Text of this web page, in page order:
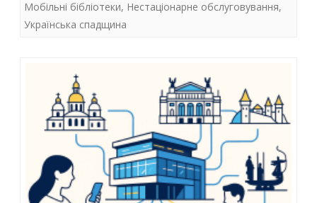
k p
Мобільні бібліотеки, Нестаціонарне обслуговування,
Українська спадщина